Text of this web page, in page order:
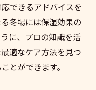
できるアドバイスを
冬場には保湿効果の
に、プロの知識を活
適なケア方法を見つ
とができます。